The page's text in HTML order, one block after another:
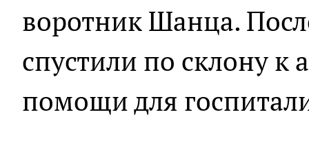
воротник Шанца.
спустили по склону
помощи для